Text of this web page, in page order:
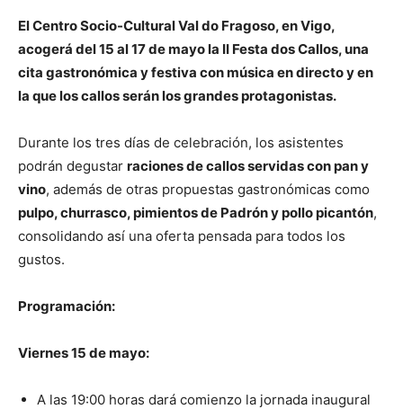
El Centro Socio-Cultural Val do Fragoso, en Vigo,
acogerá del 15 al 17 de mayo la II Festa dos Callos, una
cita gastronómica y festiva con música en directo y en
la que los callos serán los grandes protagonistas.
Durante los tres días de celebración, los asistentes
podrán degustar raciones de callos servidas con pan y
vino, además de otras propuestas gastronómicas como
pulpo, churrasco, pimientos de Padrón y pollo picantón,
consolidando así una oferta pensada para todos los
gustos.
Programación:
Viernes 15 de mayo:
A las 19:00 horas dará comienzo la jornada inaugural